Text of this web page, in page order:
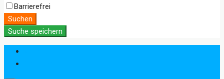
Barrierefrei
Suchen
Suche speichern